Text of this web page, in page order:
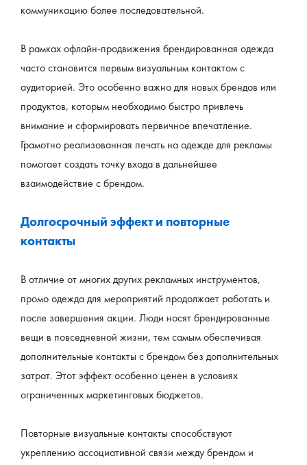
коммуникацию более последовательной.
В рамках офлайн-продвижения брендированная одежда
часто становится первым визуальным контактом с
аудиторией. Это особенно важно для новых брендов или
продуктов, которым необходимо быстро привлечь
внимание и сформировать первичное впечатление.
Грамотно реализованная печать на одежде для рекламы
помогает создать точку входа в дальнейшее
взаимодействие с брендом.
Долгосрочный эффект и повторные
контакты
В отличие от многих других рекламных инструментов,
промо одежда для мероприятий продолжает работать и
после завершения акции. Люди носят брендированные
вещи в повседневной жизни, тем самым обеспечивая
дополнительные контакты с брендом без дополнительных
затрат. Этот эффект особенно ценен в условиях
ограниченных маркетинговых бюджетов.
Повторные визуальные контакты способствуют
укреплению ассоциативной связи между брендом и